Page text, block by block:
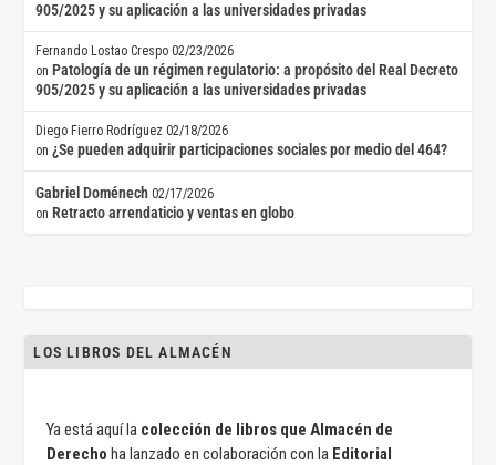
905/2025 y su aplicación a las universidades privadas
Fernando Lostao Crespo 02/23/2026
on Patología de un régimen regulatorio: a propósito del Real Decreto
905/2025 y su aplicación a las universidades privadas
Diego Fierro Rodríguez 02/18/2026
on¿Se pueden adquirir participaciones sociales por medio del 464?
Gabriel Doménech 02/17/2026
on Retracto arrendaticio y ventas en globo
LOS LIBROS DEL ALMACÉN
Ya está aquí la colección de libros que Almacén de
Derecho ha lanzado en colaboración con la Editorial